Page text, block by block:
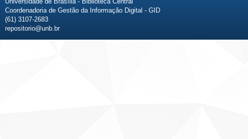
Coordenadoria de Gestão da Informação Digital - GID
(61) 3107-2683
repositorio@unb.br